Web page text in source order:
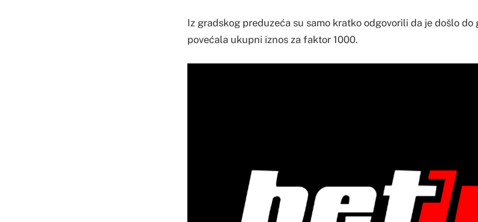
Iz gradskog preduzeća su samo kratko odgovorili da je došlo do
povećala ukupni iznos za faktor 1000.